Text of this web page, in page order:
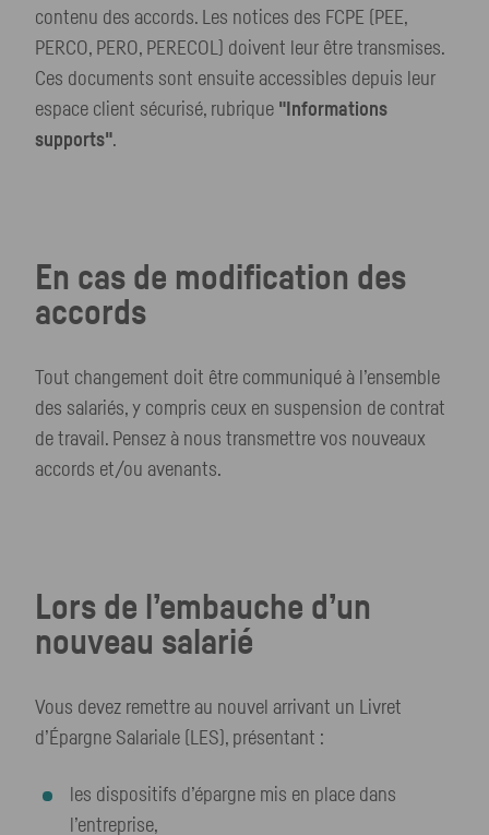
contenu des accords. Les notices des FCPE (PEE,
PERCO, PERO, PERECOL) doivent leur être transmises.
Ces documents sont ensuite accessibles depuis leur
espace client sécurisé, rubrique "Informations
supports".
En cas de modification des
accords
Tout changement doit être communiqué à l’ensemble
des salariés, y compris ceux en suspension de contrat
de travail. Pensez à nous transmettre vos nouveaux
accords et/ou avenants.
Lors de l’embauche d’un
nouveau salarié
Vous devez remettre au nouvel arrivant un Livret
d’Épargne Salariale (LES), présentant :
les dispositifs d’épargne mis en place dans
l’entreprise,